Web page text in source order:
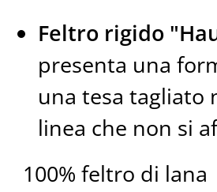
Feltro rigido
presenta una
una tesa
linea che non si
100% feltro di lana